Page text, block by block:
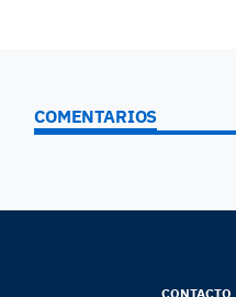
COMENTARIOS
CONTACTO